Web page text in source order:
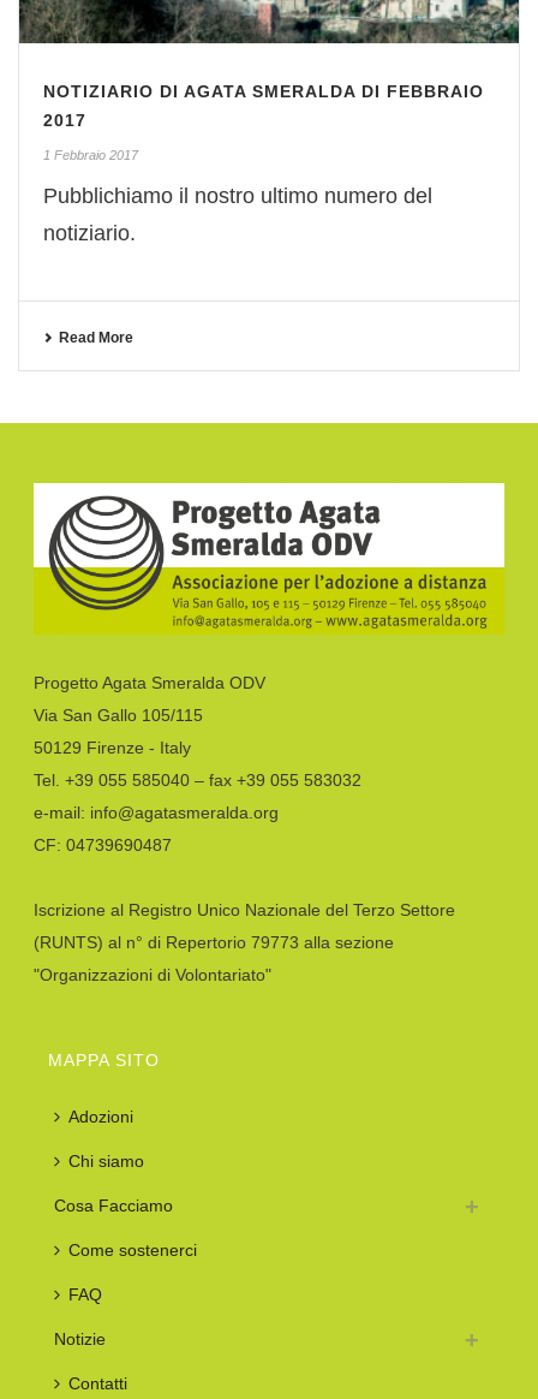
NOTIZIARIO DI AGATA SMERALDA DI FEBBRAIO
2017
1 Febbraio 2017
Pubblichiamo il nostro ultimo numero del
notiziario.
Read More
Progetto Agata Smeralda ODV
Via San Gallo 105/115
50129 Firenze - Italy
Tel. +39 055 585040 – fax +39 055 583032
e-mail: info@agatasmeralda.org
CF: 04739690487
Iscrizione al Registro Unico Nazionale del Terzo Settore
(RUNTS) al n° di Repertorio 79773 alla sezione
"Organizzazioni di Volontariato"
MAPPA SITO
Adozioni
Chi siamo
Cosa Facciamo
Come sostenerci
FAQ
Notizie
Contatti